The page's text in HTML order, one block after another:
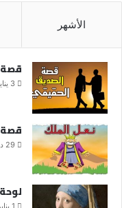
الأشهر
3 يناير، 2024
قصة
29 ديسمبر، 2023
1 يناير، 2024